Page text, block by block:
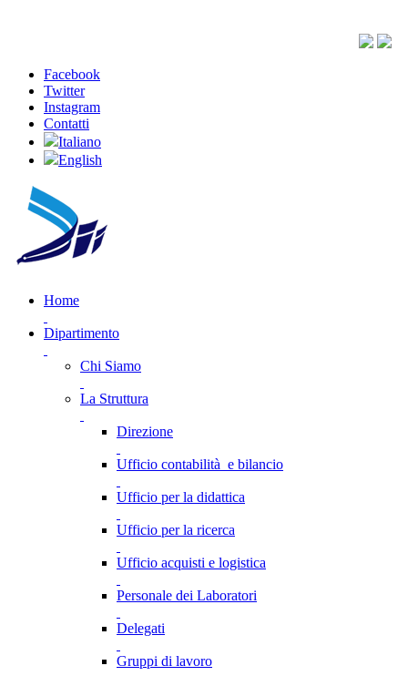
Facebook
Twitter
Instagram
Contatti
Italiano
English
Home
Dipartimento
Chi Siamo
La Struttura
Direzione
Ufficio contabilità e bilancio
Ufficio per la didattica
Ufficio per la ricerca
Ufficio acquisti e logistica
Personale dei Laboratori
Delegati
Gruppi di lavoro